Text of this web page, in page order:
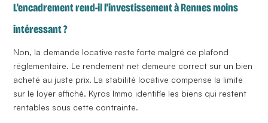
L'encadrement rend-il l'investissement à Rennes moins
intéressant ?
Non, la demande locative reste forte malgré ce plafond
réglementaire. Le rendement net demeure correct sur un bien
acheté au juste prix. La stabilité locative compense la limite
sur le loyer affiché. Kyros Immo identifie les biens qui restent
rentables sous cette contrainte.